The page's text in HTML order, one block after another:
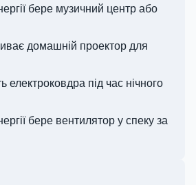
бере музичний центр або
домашній проектор для
електроковдра під час нічного
бере вентилятор у спеку за